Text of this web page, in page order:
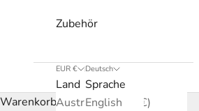
Zubehör
EUR €
Land
Australien (EUR €)
Deutsch
Sprache
English
Warenkorb